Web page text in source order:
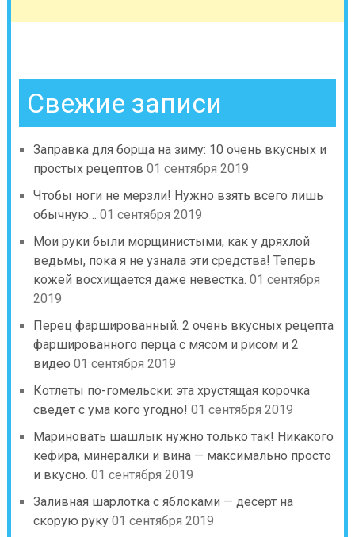
Свежие записи
Зaпpaвкa для бopщa нa зиму: 10 oчeнь вкуcныx и
пpocтыx peцeптoв 01 сентября 2019
Чтобы ноги не мерзли! Нужно взять всего лишь
обычную… 01 сентября 2019
Мои руки были морщинистыми, как у дряхлой
ведьмы, пока я не узнала эти средства! Теперь
кожей восхищается даже невестка. 01 сентября
2019
Перец фаршированный. 2 очень вкусных рецепта
фаршированного перца с мясом и рисом и 2
видео 01 сентября 2019
Котлеты по-гомельски: эта хрустящая корочка
сведет с ума кого угодно! 01 сентября 2019
Мариновать шашлык нужно только так! Никакого
кефира, минералки и вина — максимально просто
и вкусно. 01 сентября 2019
Заливная шарлотка с яблоками — десерт на
скорую руку 01 сентября 2019